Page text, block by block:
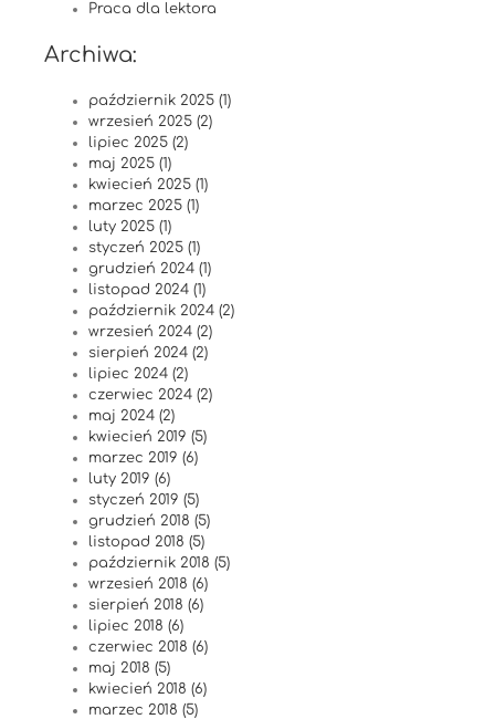
Praca dla lektora
Archiwa:
październik 2025 (1)
wrzesień 2025 (2)
lipiec 2025 (2)
maj 2025 (1)
kwiecień 2025 (1)
marzec 2025 (1)
luty 2025 (1)
styczeń 2025 (1)
grudzień 2024 (1)
listopad 2024 (1)
październik 2024 (2)
wrzesień 2024 (2)
sierpień 2024 (2)
lipiec 2024 (2)
czerwiec 2024 (2)
maj 2024 (2)
kwiecień 2019 (5)
marzec 2019 (6)
luty 2019 (6)
styczeń 2019 (5)
grudzień 2018 (5)
listopad 2018 (5)
październik 2018 (5)
wrzesień 2018 (6)
sierpień 2018 (6)
lipiec 2018 (6)
czerwiec 2018 (6)
maj 2018 (5)
kwiecień 2018 (6)
marzec 2018 (5)